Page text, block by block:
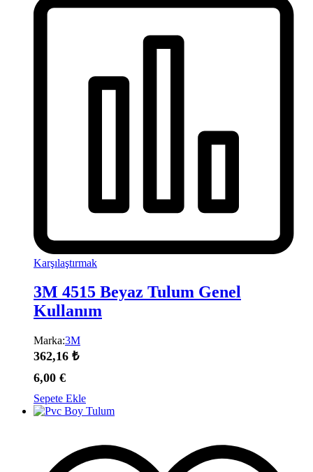
Karşılaştırmak
3M 4515 Beyaz Tulum Genel
Kullanım
Marka:3M
362,16 ₺
6,00 €
Sepete Ekle